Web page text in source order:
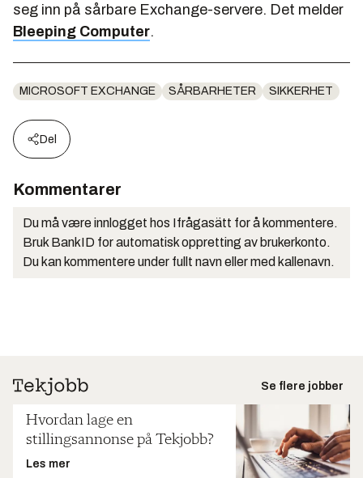
seg inn på sårbare Exchange-servere. Det melder
Bleeping Computer.
MICROSOFT EXCHANGE SÅRBARHETER SIKKERHET
Del
Kommentarer
Du må være innlogget hos Ifrågasätt for å kommentere.
Bruk BankID for automatisk oppretting av brukerkonto.
Du kan kommentere under fullt navn eller med kallenavn.
Se flere jobber
Hvordan lage en
stillingsannonse på Tekjobb?
Les mer